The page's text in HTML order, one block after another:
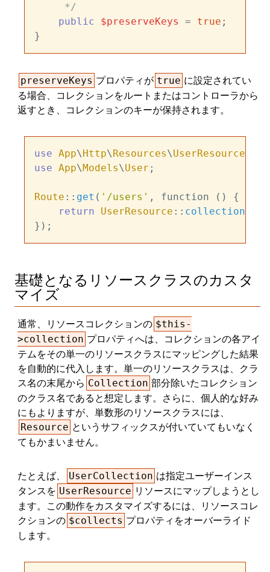
     */
public
$preserveKeys = true ;
preserveKeys プロパティが true に設定されてい
る場合、コレクションをルートまたはコントローラから
返すとき、コレクションのキーが保持されます。
use App\Http\Resources\UserResource
use App\Models\User ;
Route :: get ( '/users' , function () {
return
UserResource :: collection
基礎となるリソースクラスのカスタ
マイズ
通常、リソースコレクションの $this-
>collection プロパティへは、コレクションの各アイ
テムをその単一のリソースクラスにマッピングした結果
を自動的に代入します。単一のリソースクラスは、クラ
ス名の末尾から Collection 部分除いたコレクション
のクラス名であると想定します。さらに、個人的な好み
にもよりますが、単数形のリソースクラスには、
Resource というサフィックスが付いていてもいなく
てもかまいません。
たとえば、 UserCollection は指定ユーザーインス
タンスを UserResource リソースにマップしようとし
ます。この動作をカスタマイズするには、リソースコレ
クションの $collects プロパティをオーバーライド
します。